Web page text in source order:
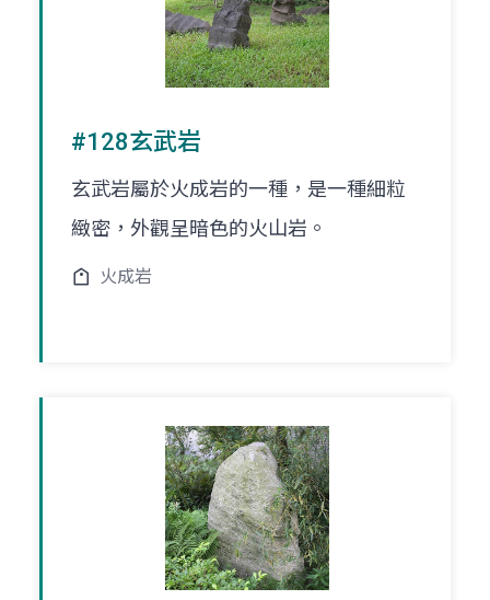
#128玄武岩
玄武岩屬於火成岩的一種，是一種細粒
緻密，外觀呈暗色的火山岩。
火成岩